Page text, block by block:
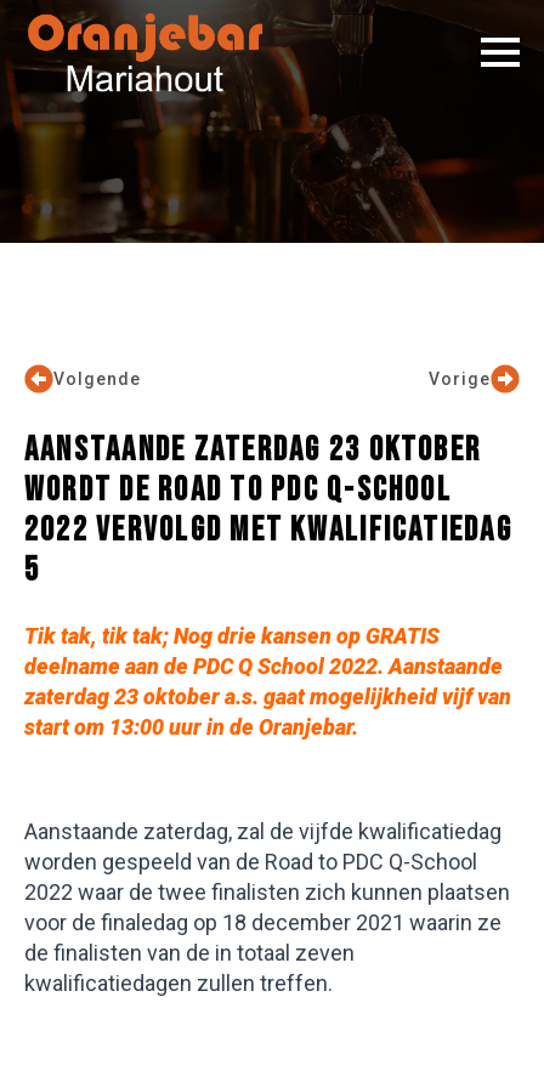
Vorige
Volgende
AANSTAANDE ZATERDAG 23 OKTOBER
WORDT DE ROAD TO PDC Q-SCHOOL
2022 VERVOLGD MET KWALIFICATIEDAG
5
Tik tak, tik tak; Nog drie kansen op GRATIS
deelname aan de PDC Q School 2022. Aanstaande
zaterdag 23 oktober a.s. gaat mogelijkheid vijf van
start om 13:00 uur in de Oranjebar.
Aanstaande zaterdag, zal de vijfde kwalificatiedag
worden gespeeld van de Road to PDC Q-School
2022 waar de twee finalisten zich kunnen plaatsen
voor de finaledag op 18 december 2021 waarin ze
de finalisten van de in totaal zeven
kwalificatiedagen zullen treffen.